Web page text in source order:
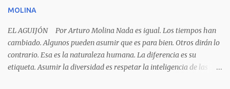
recuento de lo sucedido antes de este día fatídico. ...
MOLINA
EL AGUIJÓN Por Arturo Molina Nada es igual. Los tiempos han
cambiado. Algunos pueden asumir que es para bien. Otros dirán lo
contrario. Esa es la naturaleza humana. La diferencia es su
etiqueta. Asumir la diversidad es respetar la inteligencia de las